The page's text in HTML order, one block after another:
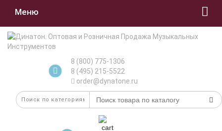
Меню
8 (800) 775-1306
8 (495) 215-5522
order@dynatone.ru